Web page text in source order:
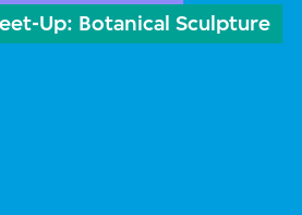
Up: Botanical Sculpture